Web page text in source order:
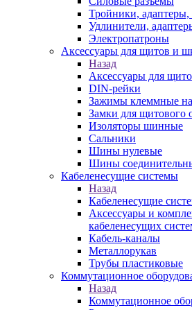
Тройники, адаптеры,
Удлинители,
Электропатроны
Аксессуары для щитов и
Назад
Аксессуары для
DIN-рейки
Зажимы клеммные
Замки для щитового
Изоляторы шинные
Сальники
Шины нулевые
Шины
Кабеленесущие системы
Назад
Кабеленесущие
Аксессуары и
кабеленесущих
Кабель-каналы
Металлорукав
Трубы пластиковые
Коммутационное
Назад
Коммутационное